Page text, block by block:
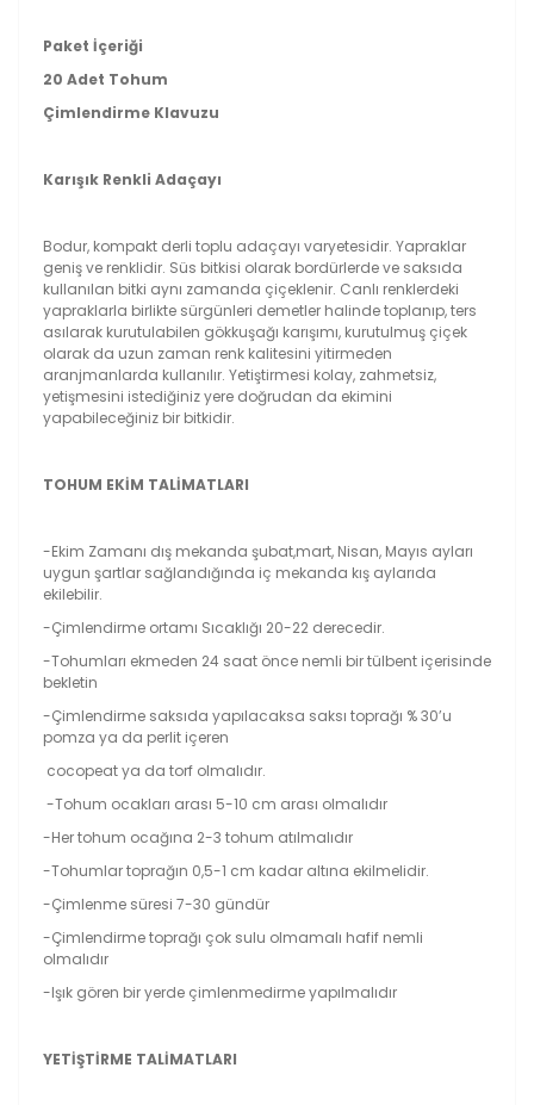
Paket İçeriği
20 Adet Tohum
Çimlendirme Klavuzu
Karışık Renkli Adaçayı
Bodur, kompakt derli toplu adaçayı varyetesidir. Yapraklar
geniş ve renklidir. Süs bitkisi olarak bordürlerde ve saksıda
kullanılan bitki aynı zamanda çiçeklenir. Canlı renklerdeki
yapraklarla birlikte sürgünleri demetler halinde toplanıp, ters
asılarak kurutulabilen gökkuşağı karışımı, kurutulmuş çiçek
olarak da uzun zaman renk kalitesini yitirmeden
aranjmanlarda kullanılır. Yetiştirmesi kolay, zahmetsiz,
yetişmesini istediğiniz yere doğrudan da ekimini
yapabileceğiniz bir bitkidir.
TOHUM EKİM TALİMATLARI
-Ekim Zamanı dış mekanda şubat,mart, Nisan, Mayıs ayları
uygun şartlar sağlandığında iç mekanda kış aylarıda
ekilebilir.
-Çimlendirme ortamı Sıcaklığı 20-22 derecedir.
-Tohumları ekmeden 24 saat önce nemli bir tülbent içerisinde
bekletin
-Çimlendirme saksıda yapılacaksa saksı toprağı % 30’u
pomza ya da perlit içeren
cocopeat ya da torf olmalıdır.
-Tohum ocakları arası 5-10 cm arası olmalıdır
-Her tohum ocağına 2-3 tohum atılmalıdır
-Tohumlar toprağın 0,5-1 cm kadar altına ekilmelidir.
-Çimlenme süresi 7-30 gündür
-Çimlendirme toprağı çok sulu olmamalı hafif nemli
olmalıdır
-Işık gören bir yerde çimlenmedirme yapılmalıdır
YETİŞTİRME TALİMATLARI